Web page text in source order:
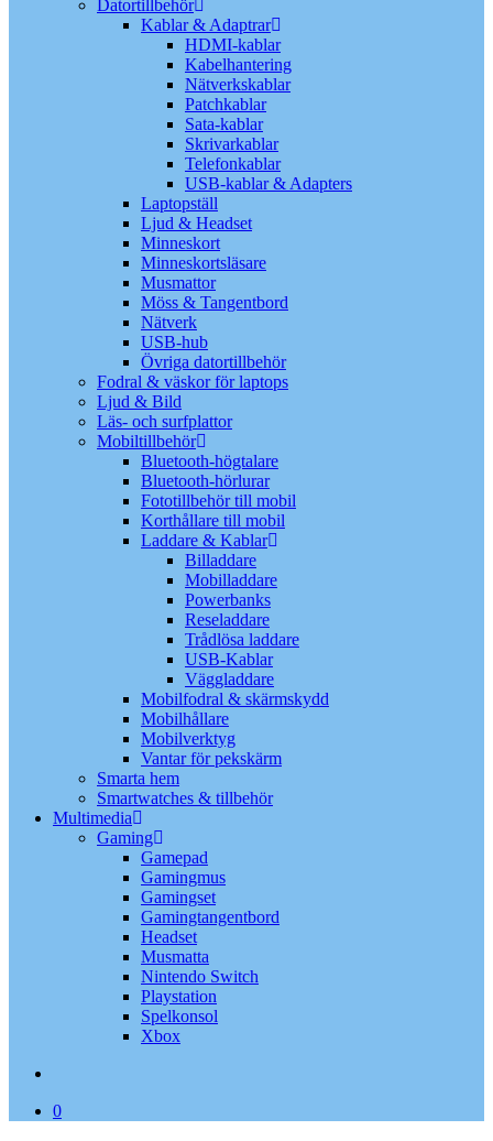
Datortillbehör
Kablar & Adaptrar
HDMI-kablar
Kabelhantering
Nätverkskablar
Patchkablar
Sata-kablar
Skrivarkablar
Telefonkablar
USB-kablar & Adapters
Laptopställ
Ljud & Headset
Minneskort
Minneskortsläsare
Musmattor
Möss & Tangentbord
Nätverk
USB-hub
Övriga datortillbehör
Fodral & väskor för laptops
Ljud & Bild
Läs- och surfplattor
Mobiltillbehör
Bluetooth-högtalare
Bluetooth-hörlurar
Fototillbehör till mobil
Korthållare till mobil
Laddare & Kablar
Billaddare
Mobilladdare
Powerbanks
Reseladdare
Trådlösa laddare
USB-Kablar
Väggladdare
Mobilfodral & skärmskydd
Mobilhållare
Mobilverktyg
Vantar för pekskärm
Smarta hem
Smartwatches & tillbehör
Multimedia
Gaming
Gamepad
Gamingmus
Gamingset
Gamingtangentbord
Headset
Musmatta
Nintendo Switch
Playstation
Spelkonsol
Xbox
0